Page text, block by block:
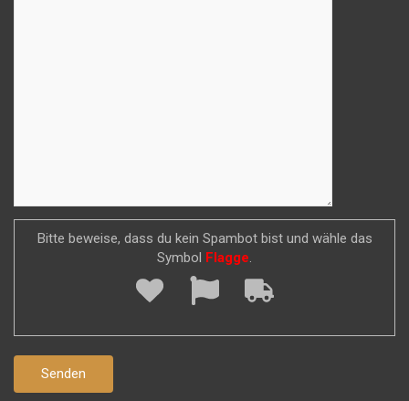
Bitte beweise, dass du kein Spambot bist und wähle das
Symbol Flagge.